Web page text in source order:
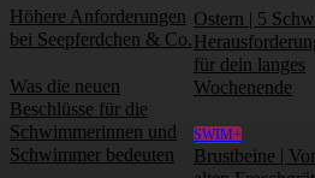
Höhere Anforderungen
bei Seepferdchen & Co.
Was die neuen
Beschlüsse für die
Schwimmerinnen und
Schwimmer bedeuten
Ostern | 5
für dein langes
Wochenende
SWIM+
Brustbeine |